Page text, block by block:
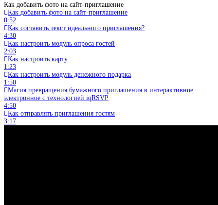
Как добавить фото на сайт-приглашение
Как добавить фото на сайт-приглашение
0:52
Как составить текст идеального приглашения?
4:30
Как настроить модуль опроса гостей
2:03
Как настроить карту
1:23
Как настроить модуль денежного подарка
1:50
Магия превращения бумажного приглашения в интерактивное
электронное с технологией iqRSVP
4:50
Как отправлять приглашения гостям
3:17